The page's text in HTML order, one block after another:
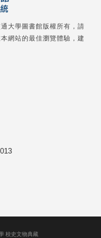
大學圖書館版權所有，請
網站的最佳瀏覽體驗，建
校史文物典藏